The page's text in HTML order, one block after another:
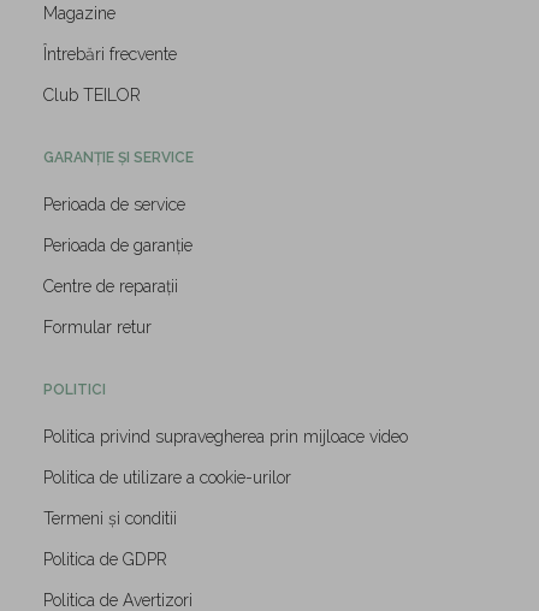
Magazine
Întrebări frecvente
Club TEILOR
GARANȚIE ȘI SERVICE
Perioada de service
Perioada de garanție
Centre de reparații
Formular retur
POLITICI
Politica privind supravegherea prin mijloace video
Politica de utilizare a cookie-urilor
Termeni și conditii
Politica de GDPR
Politica de Avertizori